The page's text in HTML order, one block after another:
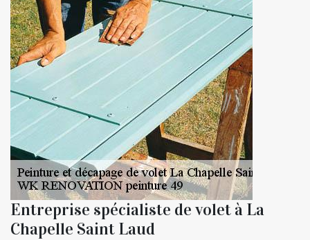
Entreprise spécialiste de volet à La
Chapelle Saint Laud